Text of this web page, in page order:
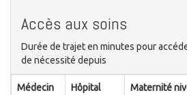
Accès aux soins
Durée de trajet en minutes pour
de nécessité depuis
Médecin Hôpital
Maternité